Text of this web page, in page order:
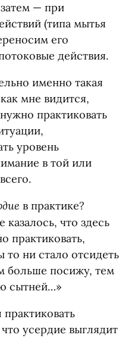
— при
(типа мытья
его
действия.
именно такая
мне видится,
практиковать
уровень
в той или
в практике?
что здесь
практиковать,
то ни стало отсидеть
больше посижу, тем
сытней…»
усердие выглядит